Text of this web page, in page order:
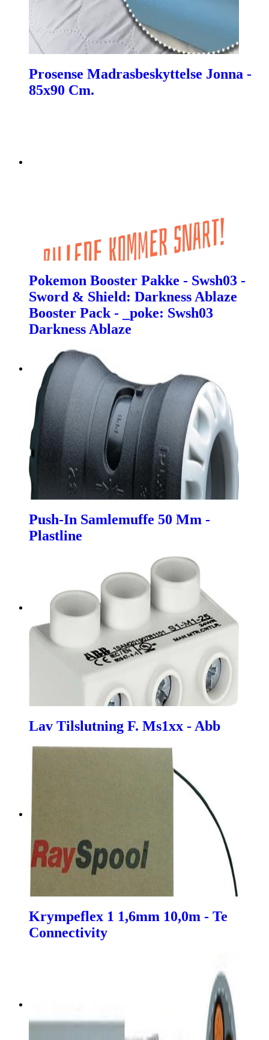
Prosense Madrasbeskyttelse Jonna -
85x90 Cm.
Pokemon Booster Pakke - Swsh03 -
Sword & Shield: Darkness Ablaze
Booster Pack - _poke: Swsh03
Darkness Ablaze
Push-In Samlemuffe 50 Mm -
Plastline
Lav Tilslutning F. Ms1xx - Abb
Krympeflex 1 1,6mm 10,0m - Te
Connectivity